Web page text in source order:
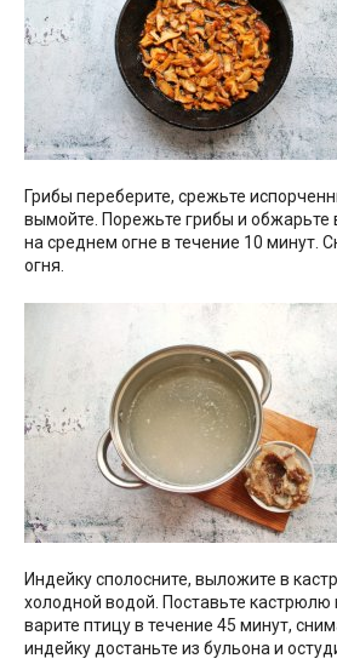
Грибы переберите, срежьте
вымойте. Порежьте грибы и обжарьте
на среднем огне в течение 10 минут.
огня.
Индейку сполосните, выложите в
холодной водой. Поставьте кастрюлю
варите птицу в течение 45 минут,
индейку достаньте из бульона и